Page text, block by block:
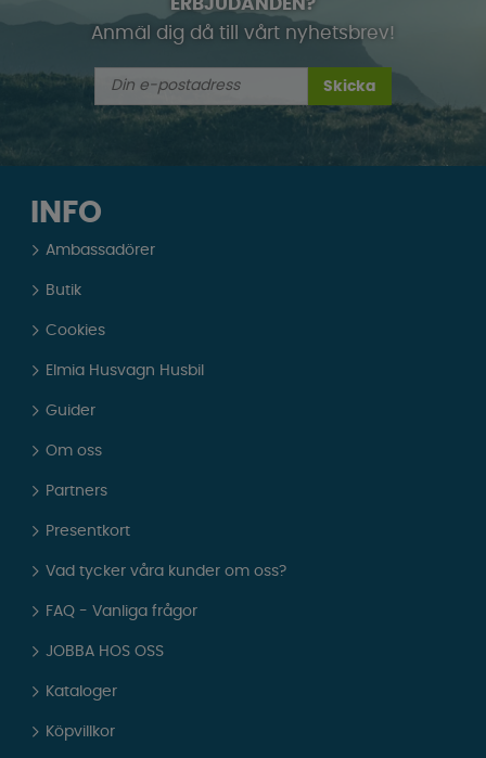
ERBJUDANDEN?
Anmäl dig då till vårt nyhetsbrev!
Skicka
INFO
Ambassadörer
Butik
Cookies
Elmia Husvagn Husbil
Guider
Om oss
Partners
Presentkort
Vad tycker våra kunder om oss?
FAQ - Vanliga frågor
JOBBA HOS OSS
Kataloger
Köpvillkor